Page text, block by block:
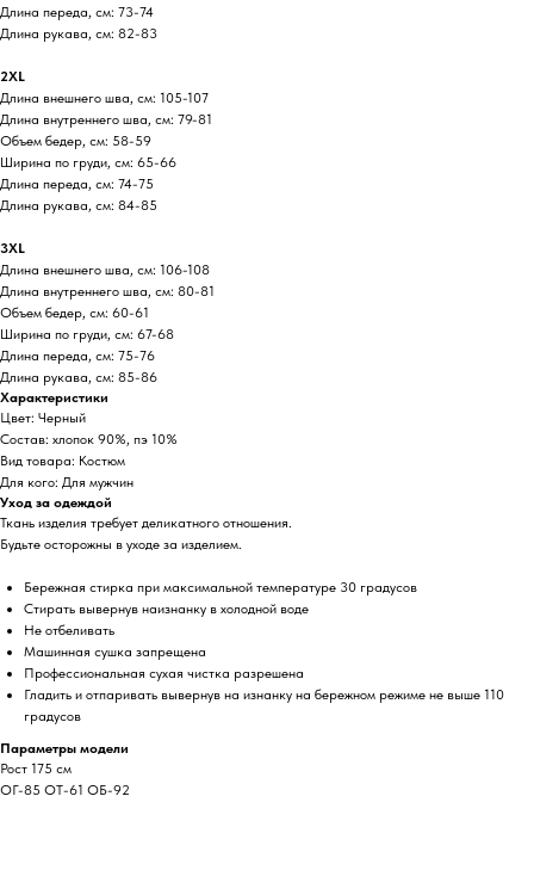
Длина переда, см: 73-74
Длина рукава, см: 82-83
2XL
Длина внешнего шва, см: 105-107
Длина внутреннего шва, см: 79-81
Объем бедер, см: 58-59
Ширина по груди, см: 65-66
Длина переда, см: 74-75
Длина рукава, см: 84-85
3XL
Длина внешнего шва, см: 106-108
Длина внутреннего шва, см: 80-81
Объем бедер, см: 60-61
Ширина по груди, см: 67-68
Длина переда, см: 75-76
Длина рукава, см: 85-86
Характеристики
Цвет: Черный
Состав: хлопок 90%, пэ 10%
Вид товара: Костюм
Для кого: Для мужчин
Уход за одеждой
Ткань изделия требует деликатного отношения.
Будьте осторожны в уходе за изделием.
Бережная стирка при максимальной температуре 30 градусов
Стирать вывернув наизнанку в холодной воде
Не отбеливать
Машинная сушка запрещена
Профессиональная сухая чистка разрешена
Гладить и отпаривать вывернув на изнанку на бережном режиме не выше 110
градусов
Параметры модели
Рост 175 см
ОГ-85 ОТ-61 ОБ-92